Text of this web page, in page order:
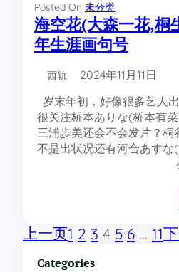
Posted On 未分类
海空花(大森一花,桐
年生涯画句号
西轨
2024年11月11日
岁末年初，好像很多艺人
很关注桥本ありな(桥本有
三浦歩美还会不会发片？
不是出状况还有河合あす
上一页1 2 3 4 5 6 … 11
Categories